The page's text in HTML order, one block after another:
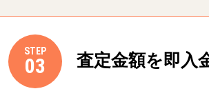
STEP
03 査定金額を即入